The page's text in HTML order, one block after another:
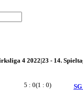
4 2022|23 - 14.
5 : 0(1 : 0)